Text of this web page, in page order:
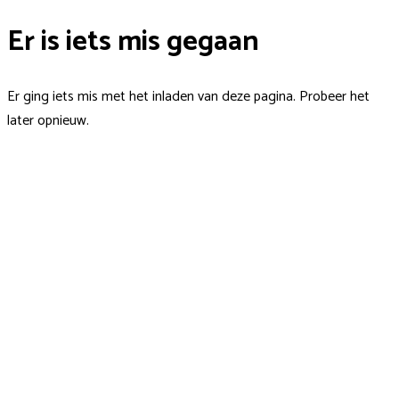
Er is iets mis gegaan
Er ging iets mis met het inladen van deze pagina. Probeer het
later opnieuw.